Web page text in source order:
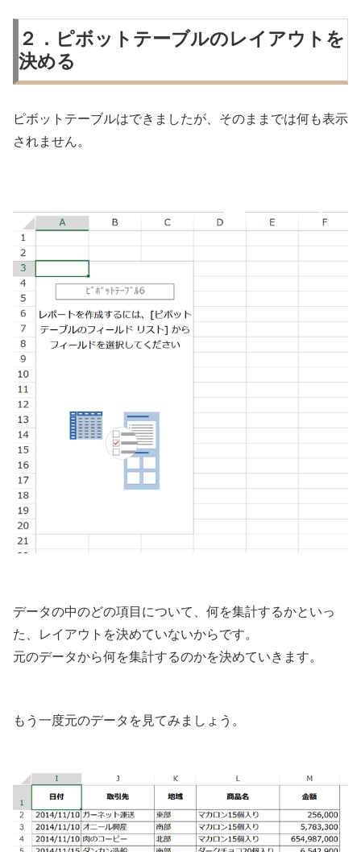
２．ピボットテーブルのレイアウトを
決める
ピボットテーブルはできましたが、そのままでは何も表示
されません。
データの中のどの項目について、何を集計するかといっ
た、レイアウトを決めていないからです。
元のデータから何を集計するのかを決めていきます。
もう一度元のデータを見てみましょう。